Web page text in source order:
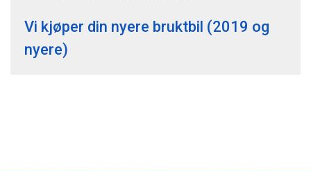
Vi kjøper din nyere bruktbil (2019 og
nyere)